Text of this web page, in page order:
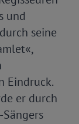
und
seine
Eindruck.
er durch